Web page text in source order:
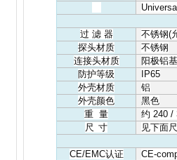
过 滤 器 不锈钢(
探头材质
不锈钢
连接头材质
阳极铝
防护等级
IP65
外壳材质
铝
外壳颜色
黑色
重 量 约 240 /
尺 寸 见下面
CE/EMC认证
CE-